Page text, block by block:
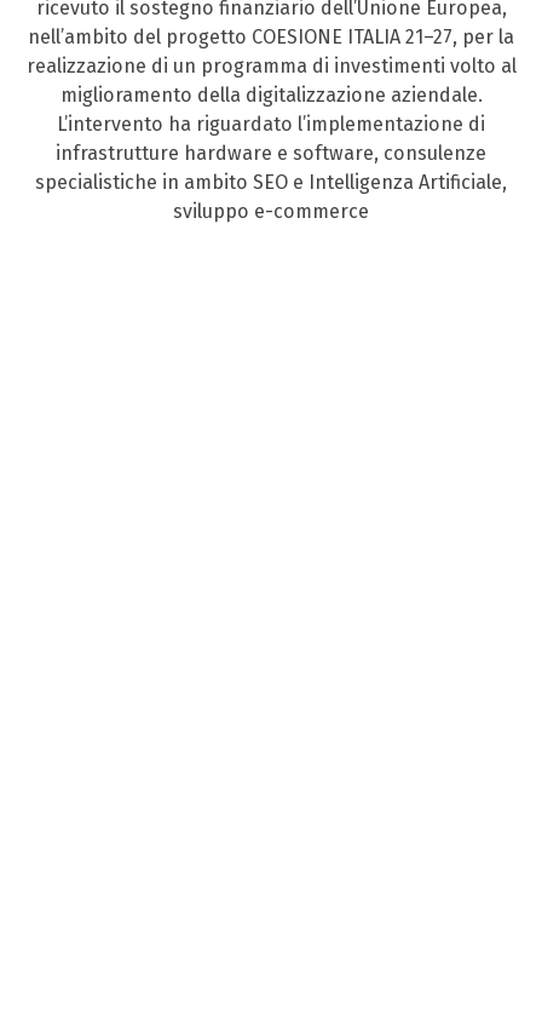
ricevuto il sostegno finanziario dell’Unione Europea,
nell’ambito del progetto COESIONE ITALIA 21–27, per la
realizzazione di un programma di investimenti volto al
miglioramento della digitalizzazione aziendale.
L’intervento ha riguardato l’implementazione di
infrastrutture hardware e software, consulenze
specialistiche in ambito SEO e Intelligenza Artificiale,
sviluppo e-commerce